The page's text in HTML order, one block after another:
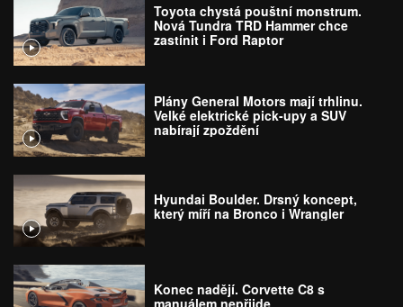
Toyota chystá pouštní monstrum.
Nová Tundra TRD Hammer chce
zastínit i Ford Raptor
Plány General Motors mají trhlinu.
Velké elektrické pick-upy a SUV
nabírají zpoždění
Hyundai Boulder. Drsný koncept,
který míří na Bronco i Wrangler
Konec nadějí. Corvette C8 s